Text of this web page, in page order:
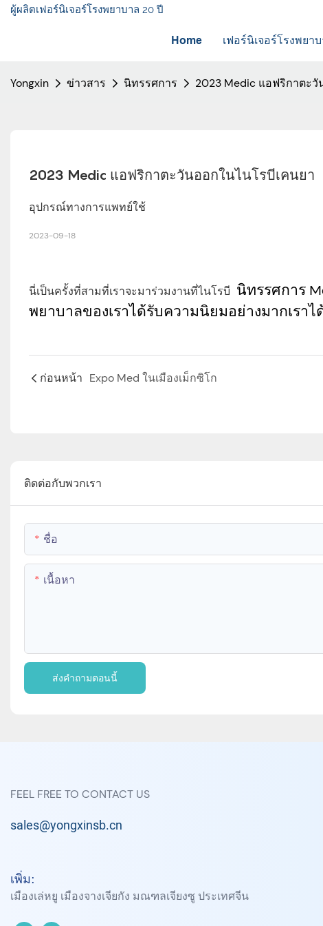
ผู้ผลิตเฟอร์นิเจอร์โรงพยาบาล 20 ปี
Home เฟอร์นิเจอร์โรงพยา
Yongxin ข่าวสาร นิทรรศการ 2023 Medic แอฟริกาตะวั
2023 Medic แอฟริกาตะวันออกในไนโรบีเคนยา
อุปกรณ์ทางการแพทย์ใช้
2023-09-18
นี่เป็นครั้งที่สามที่เราจะมาร่วมงานที่ไนโรบี นิทรรศการ
พยาบาลของเราได้รับความนิยมอย่างมากเรา
ก่อนหน้า Expo Med ในเมืองเม็กซิโก
ติดต่อกับพวกเรา
ชื่อ
เนื้อหา
ส่งคำถามตอนนี้
FEEL FREE TO CONTACT US
sales@yongxinsb.cn
เพิ่ม:
เมืองเล่หยู เมืองจางเจียกัง มณฑลเจียงซู ประเทศจีน